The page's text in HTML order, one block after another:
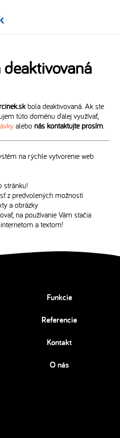
bola deaktivovaná. Ak ste
túto doménu ďalej využívať,
alebo nás kontaktujte prosím.
na rýchle vytvorenie web
stránku!
z predvolených možností
a obrázky
na používanie Vám stačia
a textom!
Funkcie
Referencie
Kontakt
O nás